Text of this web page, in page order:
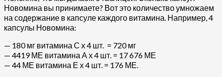
Новомина вы принимаете? Вот это количество умножаем
на содержание в капсуле каждого витамина. Например, 4
капсулы Новомина:
— 180 мг витамина С х 4 шт. = 720 мг
— 4419 МЕ витамина А х 4 шт. = 17 676 МЕ
— 44 МЕ витамина Е х 4 шт. = 176 МЕ.